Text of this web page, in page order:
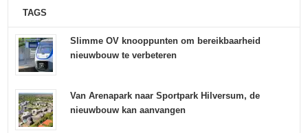
TAGS
Slimme OV knooppunten om bereikbaarheid
nieuwbouw te verbeteren
Van Arenapark naar Sportpark Hilversum, de
nieuwbouw kan aanvangen